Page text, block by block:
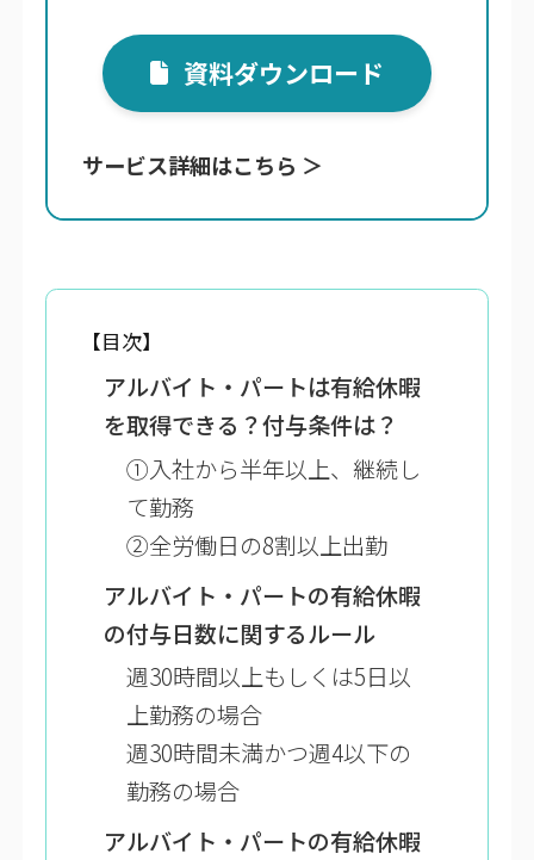
資料ダウンロード
サービス詳細はこちら ＞
【目次】
アルバイト・パートは有給休暇
を取得できる？付与条件は？
①入社から半年以上、継続し
て勤務
②全労働日の8割以上出勤
アルバイト・パートの有給休暇
の付与日数に関するルール
週30時間以上もしくは5日以
上勤務の場合
週30時間未満かつ週4以下の
勤務の場合
アルバイト・パートの有給休暇